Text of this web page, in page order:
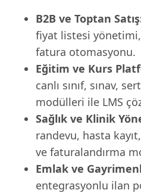
B2B ve Toptan
fiyat listesi
fatura otomasyonu.
Eğitim ve Kurs
canlı sınıf, sınav,
modülleri ile LMS
Sağlık ve Klinik
randevu, hasta
ve faturalandırma
Emlak ve
entegrasyonlu ilan